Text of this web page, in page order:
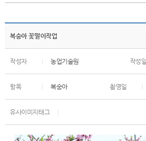
복숭아 꽃떨이작업
작성자 농업기술원 작성일
항목 복숭아 촬영일
유사이미지태그